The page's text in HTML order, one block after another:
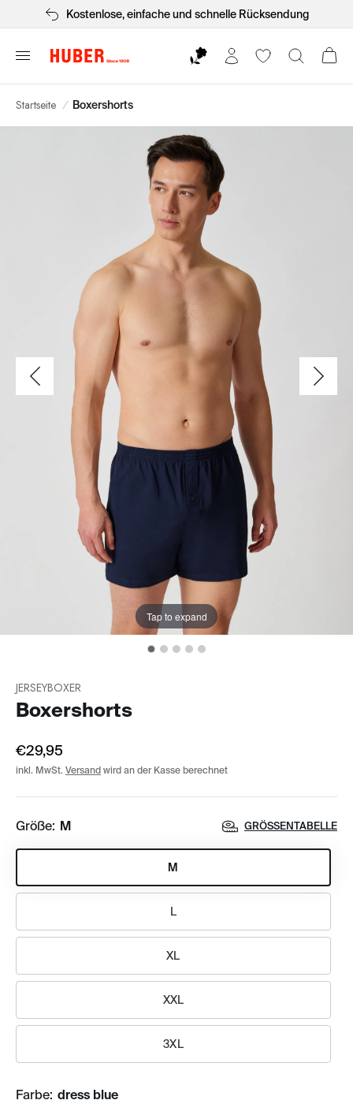
Kostenlose, einfache und schnelle Rücksendung
Startseite / Boxershorts
Tap to expand
JERSEYBOXER
Boxershorts
€29,95
inkl. MwSt. Versand wird an der Kasse berechnet
Größe: M GRÖSSENTABELLE
M
L
XL
XXL
3XL
Farbe: dress blue